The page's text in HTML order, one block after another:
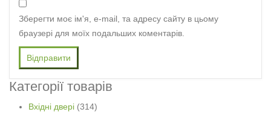
Зберегти моє ім'я, e-mail, та адресу сайту в цьому
браузері для моїх подальших коментарів.
Категорії товарів
Вхідні двері (314)